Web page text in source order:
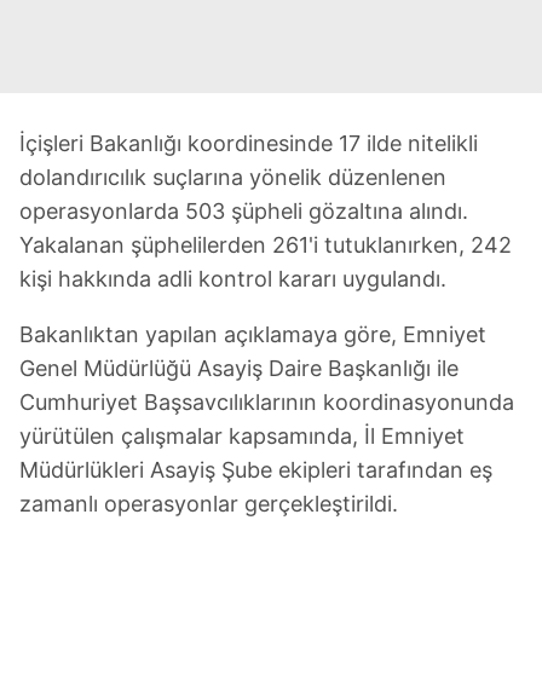
İçişleri Bakanlığı koordinesinde 17 ilde nitelikli
dolandırıcılık suçlarına yönelik düzenlenen
operasyonlarda 503 şüpheli gözaltına alındı.
Yakalanan şüphelilerden 261'i tutuklanırken, 242
kişi hakkında adli kontrol kararı uygulandı.
Bakanlıktan yapılan açıklamaya göre, Emniyet
Genel Müdürlüğü Asayiş Daire Başkanlığı ile
Cumhuriyet Başsavcılıklarının koordinasyonunda
yürütülen çalışmalar kapsamında, İl Emniyet
Müdürlükleri Asayiş Şube ekipleri tarafından eş
zamanlı operasyonlar gerçekleştirildi.